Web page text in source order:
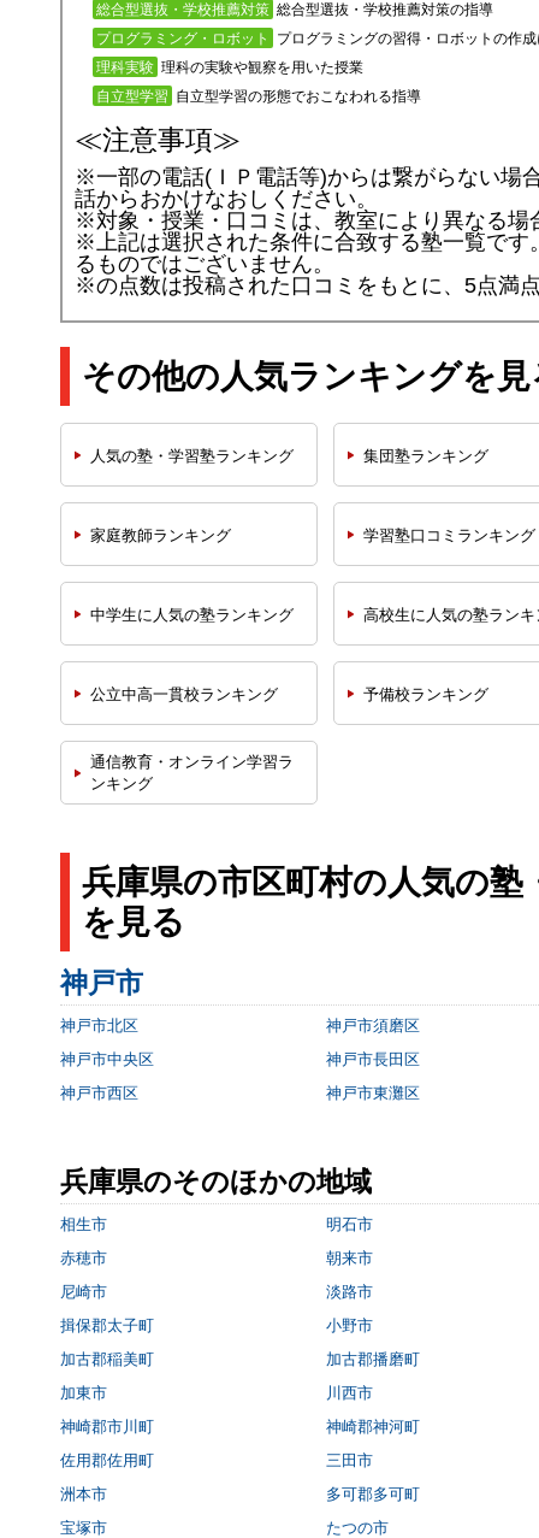
総合型選抜・学校推薦対策 総合型選抜・学校推薦対策の指導
プログラミング・ロボット
プログラミングの習得・ロボットの作
理科実験 理科の実験や観察を用いた授業
自立型学習 自立型学習の形態でおこなわれる指導
≪注意事項≫
※一部の電話(ＩＰ電話等)からは繋がらない場
話からおかけなおしください。
※対象・授業・口コミは、教室により異なる場
※上記は選択された条件に合致する塾一覧です
るものではございません。
※の点数は投稿された口コミをもとに、5点満
その他の人気ランキングを見
人気の塾・学習塾ランキング 集団塾ランキング
家庭教師ランキング 学習塾口コミ ランキング
中学生に人気の塾ランキング 高校生に人気の塾ラン
公立中高一貫校ランキング 予備校ランキング
通信教育・オンライン学習ラ
ンキング
兵庫県の市区町村の人気の
を見る
神戸市
神戸市北区
神戸市須磨区
神戸市中央区
神戸市長田区
神戸市西区
神戸市東灘区
兵庫県のそのほかの地域
相生市
明石市
赤穂市
朝来市
尼崎市
淡路市
揖保郡太子町
小野市
加古郡稲美町
加古郡播磨町
加東市
川西市
神崎郡市川町
神崎郡神河町
佐用郡佐用町
三田市
洲本市
多可郡多可町
宝塚市
たつの市